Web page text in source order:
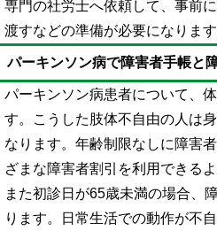
専門の社労士へ依頼して、事前
渡すなどの準備が必要になります
パーキンソン病で障害者手帳と
パーキンソン病患者について、
す。こうした肢体不自由の人は
なります。年齢制限なしに障害
ざまな障害者割引を利用できるよ
また初診日が65歳未満の場合、
ります。日常生活での動作が不